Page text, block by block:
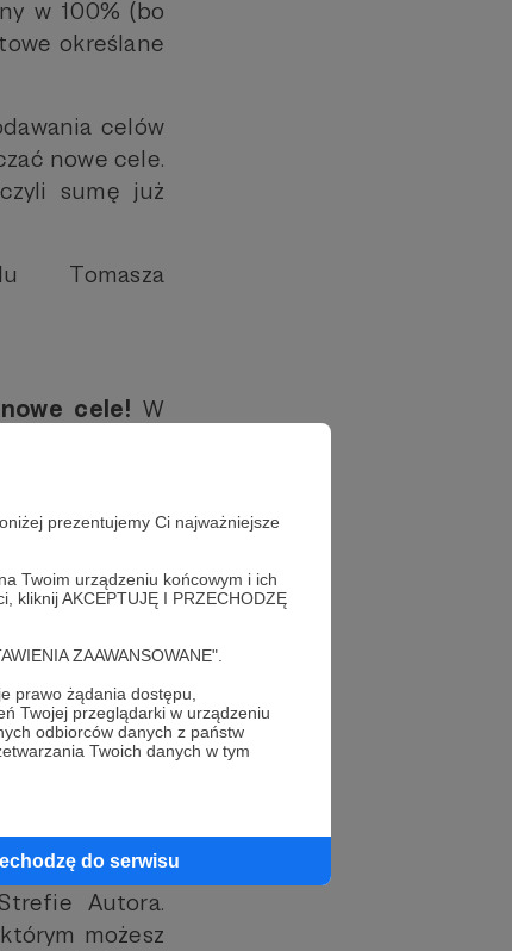
prezentujemy Ci najważniejsze
Twoim urządzeniu końcowym i ich
kliknij AKCEPTUJĘ I PRZECHODZĘ
ZAAWANSOWANE".
prawo żądania dostępu,
Twojej przeglądarki w urządzeniu
odbiorców danych z państw
Twoich danych w tym
do serwisu
w 100% (bo
określane
celów
nowe cele.
sumę już
Tomasza
cele! W
konkretnych
Autora.
możesz